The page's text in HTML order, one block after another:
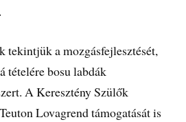
tekintjük a mozgásfejlesztését,
tételére bosu labdák
A Keresztény Szülők
Lovagrend támogatását is